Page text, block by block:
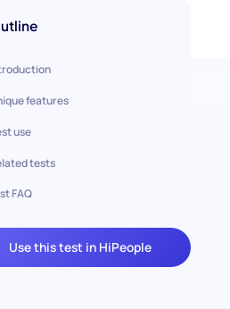
features
use
tests
FAQ
Use this test in HiPeople